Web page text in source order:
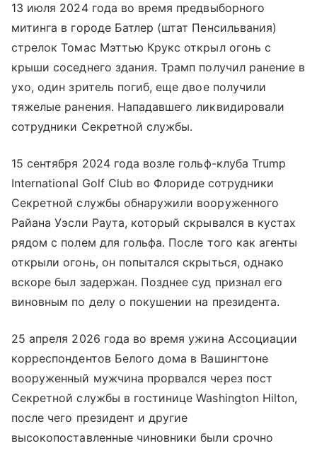
13 июля 2024 года во время предвыборного
митинга в городе Батлер (штат Пенсильвания)
стрелок Томас Мэттью Крукс открыл огонь с
крыши соседнего здания. Трамп получил ранение в
ухо, один зритель погиб, еще двое получили
тяжелые ранения. Нападавшего ликвидировали
сотрудники Секретной службы.
15 сентября 2024 года возле гольф-клуба Trump
International Golf Club во Флориде сотрудники
Секретной службы обнаружили вооруженного
Райана Уэсли Раута, который скрывался в кустах
рядом с полем для гольфа. После того как агенты
открыли огонь, он попытался скрыться, однако
вскоре был задержан. Позднее суд признал его
виновным по делу о покушении на президента.
25 апреля 2026 года во время ужина Ассоциации
корреспондентов Белого дома в Вашингтоне
вооруженный мужчина прорвался через пост
Секретной службы в гостинице Washington Hilton,
после чего президент и другие
высокопоставленные чиновники были срочно